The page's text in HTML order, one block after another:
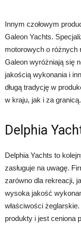
Innym czołowym
Galeon Yachts.
motorowych o różnych
Galeon wyróżniają się
jakością wykonania i
długą tradycję w
w kraju, jak i za granicą.
Delphia
Delphia Yachts to
zasługuje na uwagę.
zarówno dla rekreacji,
wysoka jakość
właściwości
produkty i jest ceniona